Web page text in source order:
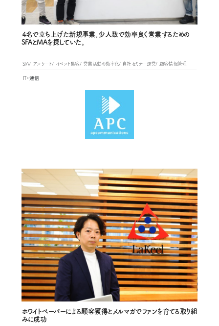
４名で立ち上げた新規事業。少人数で効率良く営業するための
SFAとMAを探していた。
SFA アンケート イベント集客 営業活動の効率化 自社セミナー運営 顧客情報管理
IT・通信
ホワイトペーパーによる顧客獲得とメルマガでファンを育てる取り組
みに成功